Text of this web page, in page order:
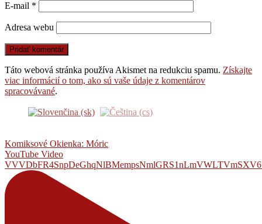
E-mail *
Adresa webu
Táto webová stránka používa Akismet na redukciu spamu. Získajte
viac informácií o tom, ako sú vaše údaje z komentárov
spracovávané.
Komiksové Okienka: Móric
YouTube Video